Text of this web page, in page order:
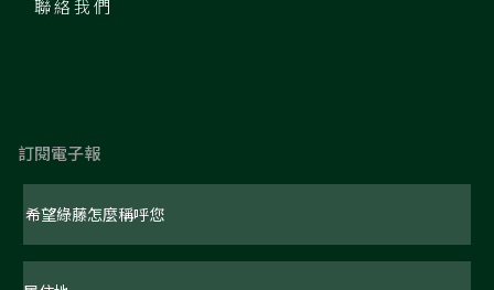
聯絡我們
訂閱電子報